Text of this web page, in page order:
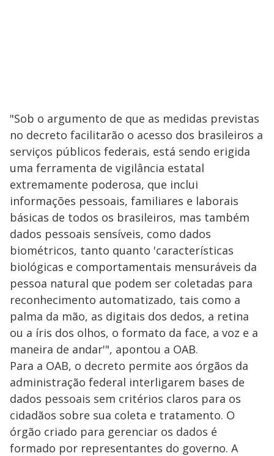
"Sob o argumento de que as medidas previstas
no decreto facilitarão o acesso dos brasileiros a
serviços públicos federais, está sendo erigida
uma ferramenta de vigilância estatal
extremamente poderosa, que inclui
informações pessoais, familiares e laborais
básicas de todos os brasileiros, mas também
dados pessoais sensíveis, como dados
biométricos, tanto quanto 'características
biológicas e comportamentais mensuráveis da
pessoa natural que podem ser coletadas para
reconhecimento automatizado, tais como a
palma da mão, as digitais dos dedos, a retina
ou a íris dos olhos, o formato da face, a voz e a
maneira de andar'", apontou a OAB.
Para a OAB, o decreto permite aos órgãos da
administração federal interligarem bases de
dados pessoais sem critérios claros para os
cidadãos sobre sua coleta e tratamento. O
órgão criado para gerenciar os dados é
formado por representantes do governo. A